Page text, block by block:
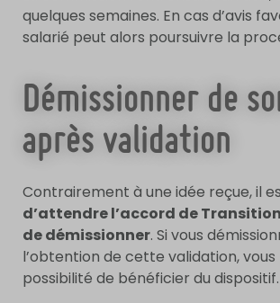
quelques semaines. En cas d’avis
salarié peut alors poursuivre la
Démissionner de
après validation
Contrairement à une idée reçue, il
d’attendre l’accord de
de démissionner. Si vous
l’obtention de cette validation,
possibilité de bénéficier du dispositif.